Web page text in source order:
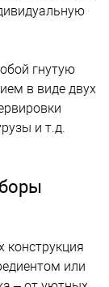
гнутую
в виде двух
и т.д.
конструкция
или